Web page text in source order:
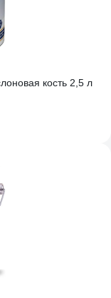
кость 2,5 л